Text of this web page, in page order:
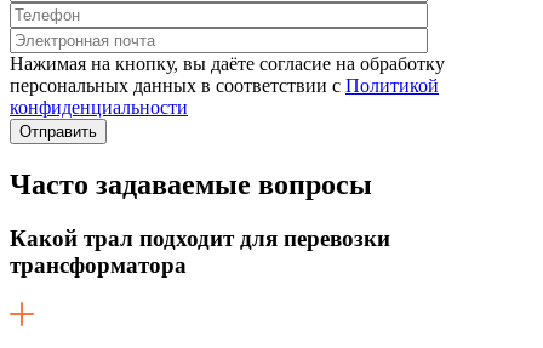
Нажимая на кнопку, вы даёте согласие на обработку
персональных данных в соответствии c Политикой
конфиденциальности
Часто задаваемые вопросы
Какой трал подходит для перевозки
трансформатора